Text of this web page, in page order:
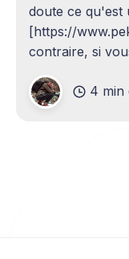
doute ce qu'est
[https://
contraire, si
vos locaux,
Aujourd'hui, on
4 min